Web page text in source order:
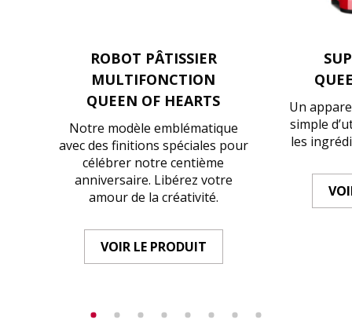
ROBOT PÂTISSIER
MULTIFONCTION
QUEEN OF HEARTS
Notre modèle emblématique
avec des finitions spéciales pour
célébrer notre centième
anniversaire. Libérez votre
amour de la créativité.
VOIR LE PRODUIT
Un
simple
les